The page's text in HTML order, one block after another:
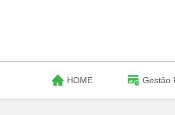
HOME Gestão